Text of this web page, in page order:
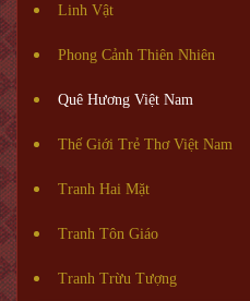
Linh Vật
Phong Cảnh Thiên Nhiên
Quê Hương Việt Nam
Thế Giới Trẻ Thơ Việt Nam
Tranh Hai Mặt
Tranh Tôn Giáo
Tranh Trừu Tượng